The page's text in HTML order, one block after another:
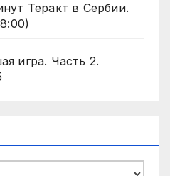
Теракт в Сербии.
игра. Часть 2.